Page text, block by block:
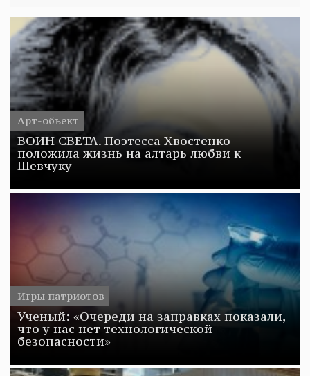
Арт-объект
ВОИН СВЕТА. Поэтесса Хвостенко
положила жизнь на алтарь любви к
Шевчуку
Игры патриотов
Ученый: «Очереди на заправках показали,
что у нас нет технологической
безопасности»